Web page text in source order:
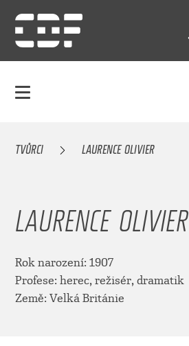
TVŮRCI LAURENCE OLIVIER
LAURENCE OLIVIER
Rok narození: 1907
Profese: herec, režisér, dramatik
Země: Velká Británie